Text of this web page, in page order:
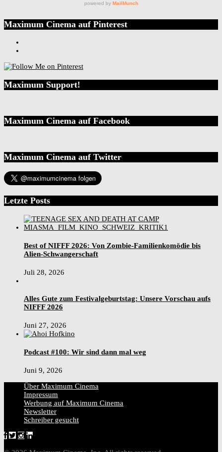
Maximum Cinema auf Pinterest
Maximum Support!
Maximum Cinema auf Facebook
Maximum Cinema auf Twitter
Letzte Posts
Best of NIFFF 2026: Von Zombie-Familienkomödie bis
Alien-Schwangerschaft
Juli 28, 2026
Alles Gute zum Festivalgeburtstag: Unsere Vorschau aufs
NIFFF 2026
Juni 27, 2026
Podcast #100: Wir sind dann mal weg
Juni 9, 2026
Über Maximum Cinema
Impressum
Werbung auf Maximum Cinema
Newsletter
Schreiber gesucht